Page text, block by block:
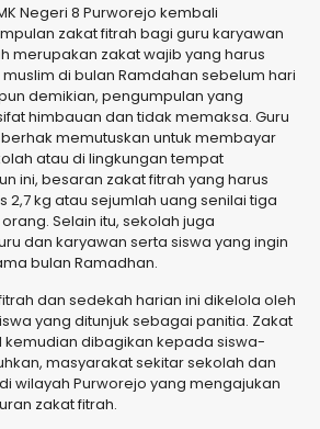
Negeri 8 Purworejo kembali
zakat fitrah bagi guru karyawan
merupakan zakat wajib yang harus
di bulan Ramdahan sebelum hari
demikian, pengumpulan yang
himbauan dan tidak memaksa. Guru
memutuskan untuk membayar
atau di lingkungan tempat
ini, besaran zakat fitrah yang harus
kg atau sejumlah uang senilai tiga
Selain itu, sekolah juga
dan karyawan serta siswa yang ingin
bulan Ramadhan.
dan sedekah harian ini dikelola oleh
yang ditunjuk sebagai panitia. Zakat
kemudian dibagikan kepada siswa-
masyarakat sekitar sekolah dan
wilayah Purworejo yang mengajukan
zakat fitrah.